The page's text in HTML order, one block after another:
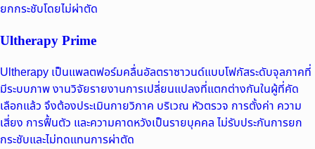
ยกกระชับโดยไม่ผ่าตัด
Ultherapy Prime
Ultherapy เป็นแพลตฟอร์มคลื่นอัลตราซาวนด์แบบโฟกัสระดับจุลภาคที่
มีระบบภาพ งานวิจัยรายงานการเปลี่ยนแปลงที่แตกต่างกันในผู้ที่คัด
เลือกแล้ว จึงต้องประเมินกายวิภาค บริเวณ หัวตรวจ การตั้งค่า ความ
เสี่ยง การฟื้นตัว และความคาดหวังเป็นรายบุคคล ไม่รับประกันการยก
กระชับและไม่ทดแทนการผ่าตัด